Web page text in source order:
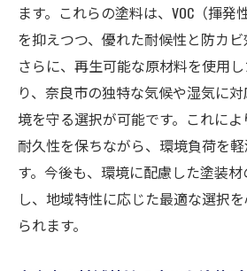
ます。これらの塗料は、VOC（揮
を抑えつつ、優れた耐候性と防カビ
さらに、再生可能な原材料を使用
り、奈良市の独特な気候や湿気に
境を守る選択が可能です。これに
耐久性を保ちながら、環境負荷を
す。今後も、環境に配慮した塗装
し、地域特性に応じた最適な選択
られます。